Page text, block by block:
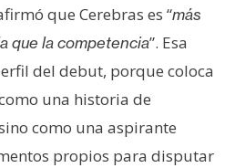
que Cerebras es “más
que la competencia”. Esa
del debut, porque coloca
una historia de
como una aspirante
propios para disputar